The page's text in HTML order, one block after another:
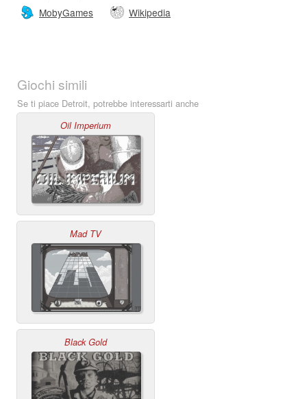
MobyGames Wikipedia
Giochi simili
Se ti piace Detroit, potrebbe interessarti anche
Oil Imperium
Mad TV
Black Gold